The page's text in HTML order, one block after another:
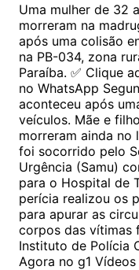
Uma mulher de 32
morreram na
após uma colisão
na PB-034, zona
Paraíba. ✅ Clique
no WhatsApp
aconteceu após
veículos. Mãe e
morreram ainda no
foi socorrido pelo
Urgência (Samu)
para o Hospital de
perícia realizou os
para apurar as
corpos das vítimas
Instituto de Polícia
Agora no g1